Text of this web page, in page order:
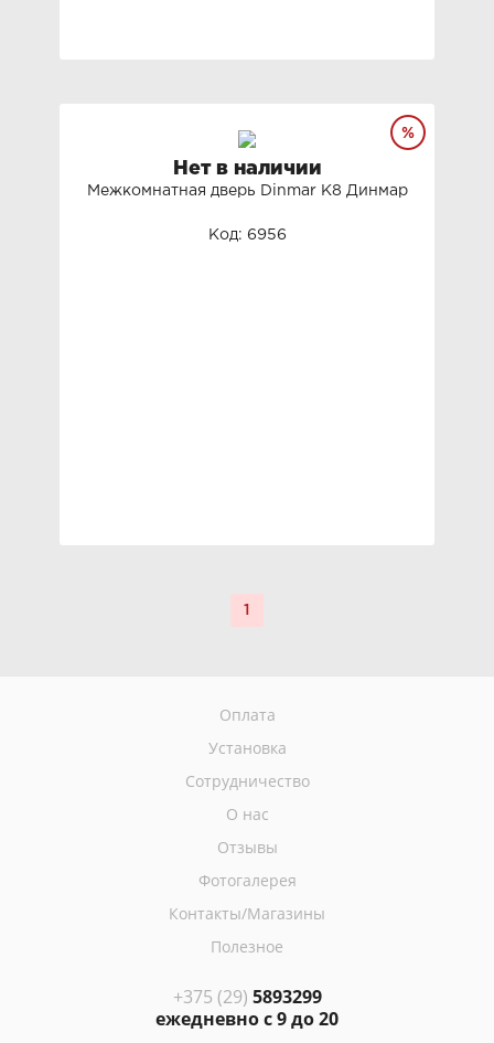
Нет в наличии
Межкомнатная дверь Dinmar K8 Динмар
Код: 6956
1
Оплата
Установка
Сотрудничество
О нас
Отзывы
Фотогалерея
Контакты/Магазины
Полезное
+375 (29) 5893299
ежедневно с 9 до 20